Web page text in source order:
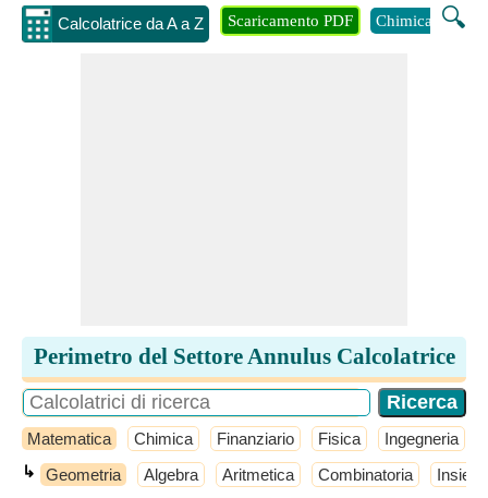
Calcolatrice da A a Z 🔍
Scaricamento PDF Chimica
Perimetro del Settore Annulus Calcolatrice
Matematica Chimica Finanziario Fisica Ingegneria
↳ Geometria Algebra Aritmetica Combinatoria